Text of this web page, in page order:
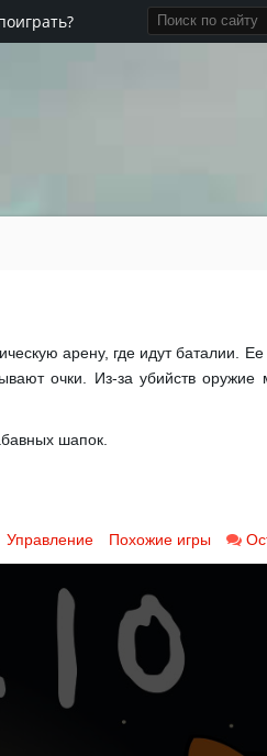
арену, где идут баталии. Ее
очки. Из-за убийств оружие
шапок.
Управление Похожие игры